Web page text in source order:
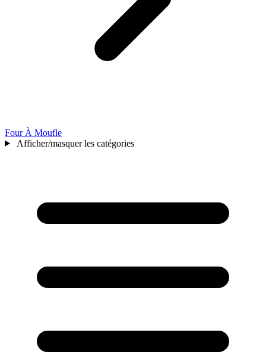
Four À Moufle
Afficher/masquer les catégories